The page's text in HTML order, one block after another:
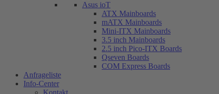
Asus ioT
ATX Mainboards
mATX Mainboards
Mini-ITX Mainboards
3.5 inch Mainboards
2.5 inch Pico-ITX Boards
Qseven Boards
COM Express Boards
Anfrageliste
Info-Center
Kontakt